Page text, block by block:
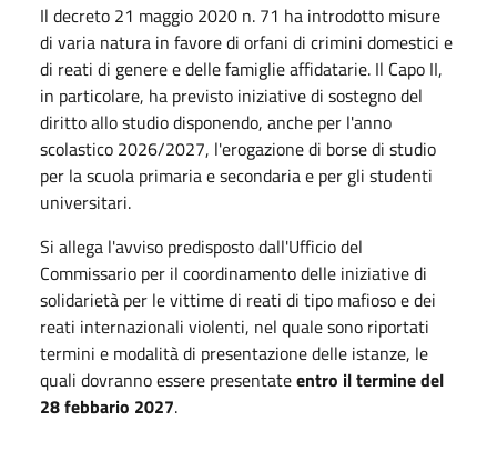
Il decreto 21 maggio 2020 n. 71 ha introdotto misure
di varia natura in favore di orfani di crimini domestici e
di reati di genere e delle famiglie affidatarie. Il Capo II,
in particolare, ha previsto iniziative di sostegno del
diritto allo studio disponendo, anche per l'anno
scolastico 2026/2027, l'erogazione di borse di studio
per la scuola primaria e secondaria e per gli studenti
universitari.
Si allega l'avviso predisposto dall'Ufficio del
Commissario per il coordinamento delle iniziative di
solidarietà per le vittime di reati di tipo mafioso e dei
reati internazionali violenti, nel quale sono riportati
termini e modalità di presentazione delle istanze, le
quali dovranno essere presentateentro il termine del
28 febbario 2027.